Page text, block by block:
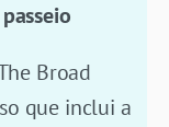
Broad
que inclui a